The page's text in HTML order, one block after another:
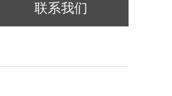
联系我们